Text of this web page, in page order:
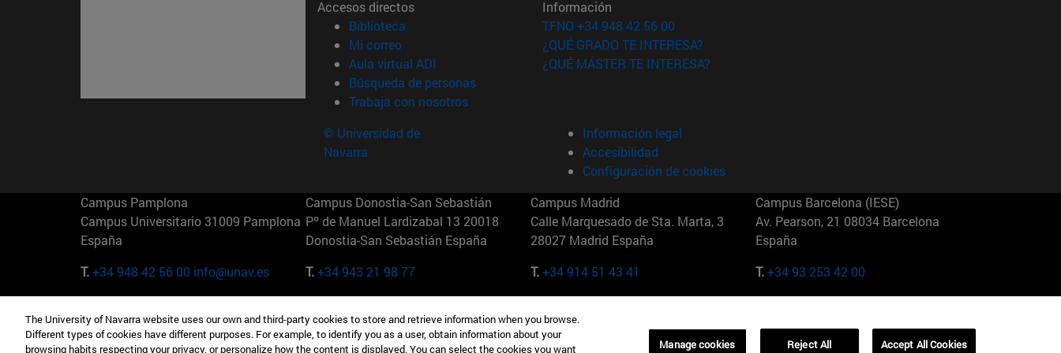
Accesos directos
Biblioteca (abre en nueva ventana)
Mi correo(abre en nueva ventana)
Aula virtual ADI (abre en nueva ventana)
Búsqueda de personas(abre en nueva ventana)
Trabaja con nosotros(abre en nueva ventana)
Información
TFNO +34 948 42 56 00
¿QUÉ GRADO TE INTERESA?
¿QUÉ MÁSTER TE INTERESA?
© Universidad de
Navarra
Información legal
Accesibilidad
Configuración de cookies
Campus Pamplona
Campus Universitario 31009 Pamplona
España
T.+34 948 42 56 00 info@unav.es
Campus Donostia-San Sebastián
Pº de Manuel Lardizabal 13 20018
Donostia-San Sebastián España
T.+34 943 21 98 77
Campus Madrid
Calle Marquesado de Sta. Marta, 3
28027 Madrid España
T.+34 914 51 43 41
Campus Barcelona (IESE)
Av. Pearson, 21 08034 Barcelona
España
T.+34 93 253 42 00
Camino del Cerro Águila 3 28023
Madrid España
165 W 57th St 10019-2201 Nueva York
EE.UU
Maria-Theresia-Straße 15 81675
Múnich Alemania
01321001 Bela Vista Brasil
The University of Navarra website uses our own and third-party cookies to store and retrieve information when you browse.
Different types of cookies have different purposes. For example, to identify you as a user, obtain information about your
browsing habits respecting your privacy, or personalize how the content is displayed. You can select the cookies you want
Manage cookies Reject All Accept All Cookies